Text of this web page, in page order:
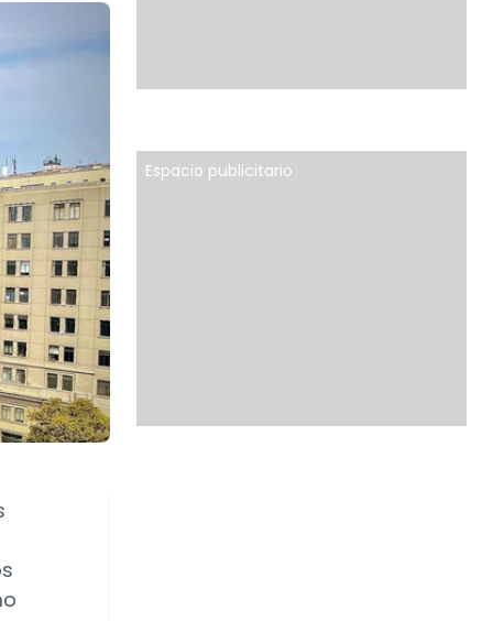
Espacio publicitario